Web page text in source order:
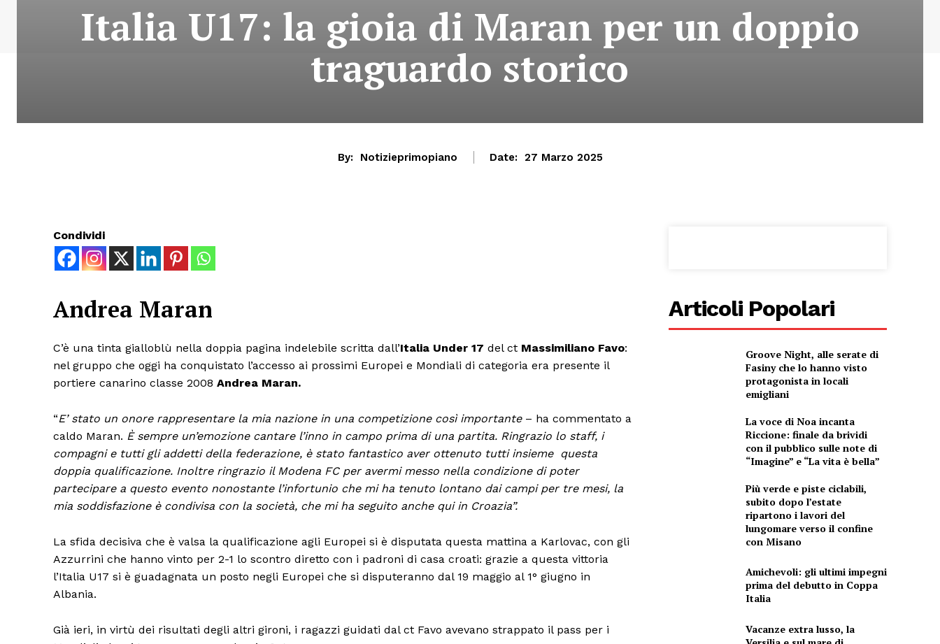
Italia U17: la gioia di Maran per un doppio
traguardo storico
By: Notizieprimopiano Date: 27 Marzo 2025
Condividi
Andrea Maran
C’è una tinta gialloblù nella doppia pagina indelebile scritta dall’Italia Under 17 del ct Massimiliano Favo:
nel gruppo che oggi ha conquistato l’accesso ai prossimi Europei e Mondiali di categoria era presente il
portiere canarino classe 2008 Andrea Maran.
“E’ stato un onore rappresentare la mia nazione in una competizione così importante– ha commentato a
caldo Maran. È sempre un’emozione cantare l’inno in campo prima di una partita. Ringrazio lo staff, i
compagni e tutti gli addetti della federazione, è stato fantastico aver ottenuto tutti insieme questa
doppia qualificazione. Inoltre ringrazio il Modena FC per avermi messo nella condizione di poter
partecipare a questo evento nonostante l’infortunio che mi ha tenuto lontano dai campi per tre mesi, la
mia soddisfazione è condivisa con la società, che mi ha seguito anche qui in Croazia”.
La sfida decisiva che è valsa la qualificazione agli Europei si è disputata questa mattina a Karlovac, con gli
Azzurrini che hanno vinto per 2-1 lo scontro diretto con i padroni di casa croati: grazie a questa vittoria
l’Italia U17 si è guadagnata un posto negli Europei che si disputeranno dal 19 maggio al 1° giugno in
Albania.
Già ieri, in virtù dei risultati degli altri gironi, i ragazzi guidati dal ct Favo avevano strappato il pass per i
Articoli Popolari
Groove Night, alle serate di
Fasiny che lo hanno visto
protagonista in locali
emigliani
La voce di Noa incanta
Riccione: finale da brividi
con il pubblico sulle note di
“Imagine” e “La vita è bella”
Più verde e piste ciclabili,
subito dopo l’estate
ripartono i lavori del
lungomare verso il confine
con Misano
Amichevoli: gli ultimi impegni
prima del debutto in Coppa
Italia
Vacanze extra lusso, la